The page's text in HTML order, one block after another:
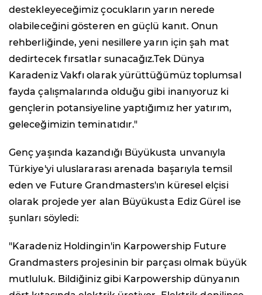
destekleyeceğimiz çocukların yarın nerede
olabileceğini gösteren en güçlü kanıt. Onun
rehberliğinde, yeni nesillere yarın için şah mat
dedirtecek fırsatlar sunacağız.Tek Dünya
Karadeniz Vakfı olarak yürüttüğümüz toplumsal
fayda çalışmalarında olduğu gibi inanıyoruz ki
gençlerin potansiyeline yaptığımız her yatırım,
geleceğimizin teminatıdır."
Genç yaşında kazandığı Büyükusta unvanıyla
Türkiye'yi uluslararası arenada başarıyla temsil
eden ve Future Grandmasters'ın küresel elçisi
olarak projede yer alan Büyükusta Ediz Gürel ise
şunları söyledi:
"Karadeniz Holdingin'in Karpowership Future
Grandmasters projesinin bir parçası olmak büyük
mutluluk. Bildiğiniz gibi Karpowership dünyanın